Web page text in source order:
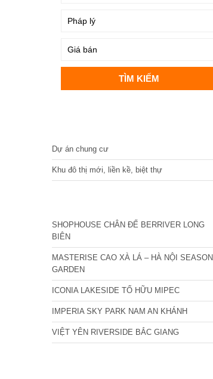
Dự án chung cư
Khu đô thị mới, liền kề, biệt thự
SHOPHOUSE CHÂN ĐẾ BERRIVER LONG
BIÊN
MASTERISE CAO XÀ LÁ – HÀ NỘI SEASON
GARDEN
ICONIA LAKESIDE TỐ HỮU MIPEC
IMPERIA SKY PARK NAM AN KHÁNH
VIỆT YÊN RIVERSIDE BẮC GIANG